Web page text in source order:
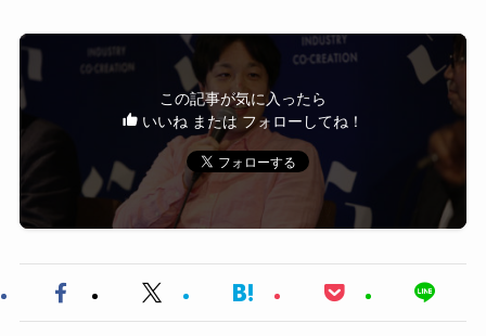
この記事が気に入ったら
いいね または フォローしてね！